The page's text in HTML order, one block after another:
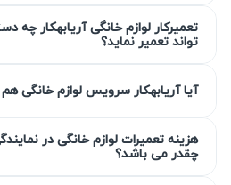
می‌دهد.
دریافت کنند.
گارانتی کتبی خدمات
تعمیرکار لوازم خانگی آریابهکار چه
تواند تعمیر نماید؟
آیا آریابهکار سرویس لوازم خانگی هم
هزینه تعمیرات لوازم خانگی در
چقدر می باشد؟